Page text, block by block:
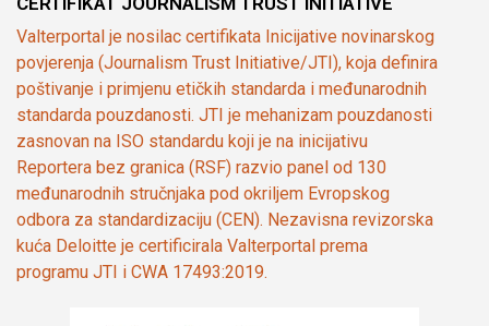
Valterportal je nosilac certifikata Inicijative novinarskog
povjerenja (Journalism Trust Initiative/JTI), koja definira
poštivanje i primjenu etičkih standarda i međunarodnih
standarda pouzdanosti. JTI je mehanizam pouzdanosti
zasnovan na ISO standardu koji je na inicijativu
Reportera bez granica (RSF) razvio panel od 130
međunarodnih stručnjaka pod okriljem Evropskog
odbora za standardizaciju (CEN). Nezavisna revizorska
kuća Deloitte je certificirala Valterportal prema
programu JTI i CWA 17493:2019.